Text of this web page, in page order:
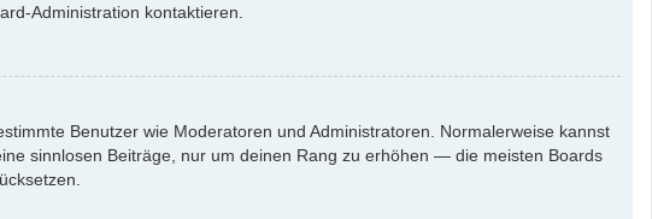
Administration kontaktieren.
Benutzer wie Moderatoren und Administratoren. Normalerweise kannst
sinnlosen Beiträge, nur um deinen Rang zu erhöhen — die meisten Boards